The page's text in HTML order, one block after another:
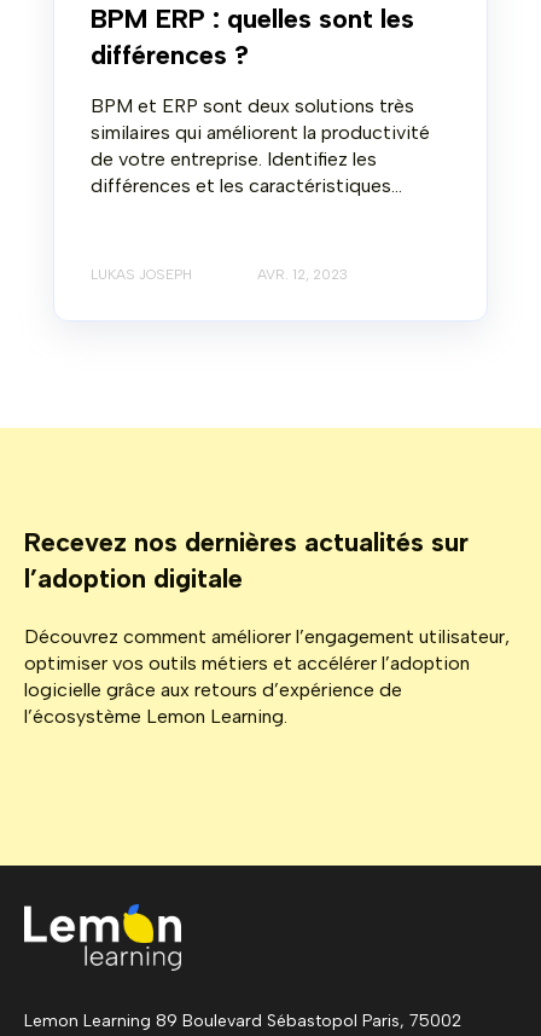
BPM ERP : quelles sont les
différences ?
BPM et ERP sont deux solutions très
similaires qui améliorent la productivité
de votre entreprise. Identifiez les
différences et les caractéristiques...
LUKAS JOSEPH AVR. 12, 2023
Recevez nos dernières actualités sur
l’adoption digitale
Découvrez comment améliorer l’engagement utilisateur,
optimiser vos outils métiers et accélérer l’adoption
logicielle grâce aux retours d’expérience de
l’écosystème Lemon Learning.
Lemon Learning 89 Boulevard Sébastopol Paris, 75002